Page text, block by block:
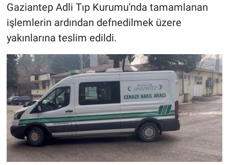
Gaziantep Adli Tıp Kurumu'nda tamamlanan
işlemlerin ardından defnedilmek üzere
yakınlarına teslim edildi.